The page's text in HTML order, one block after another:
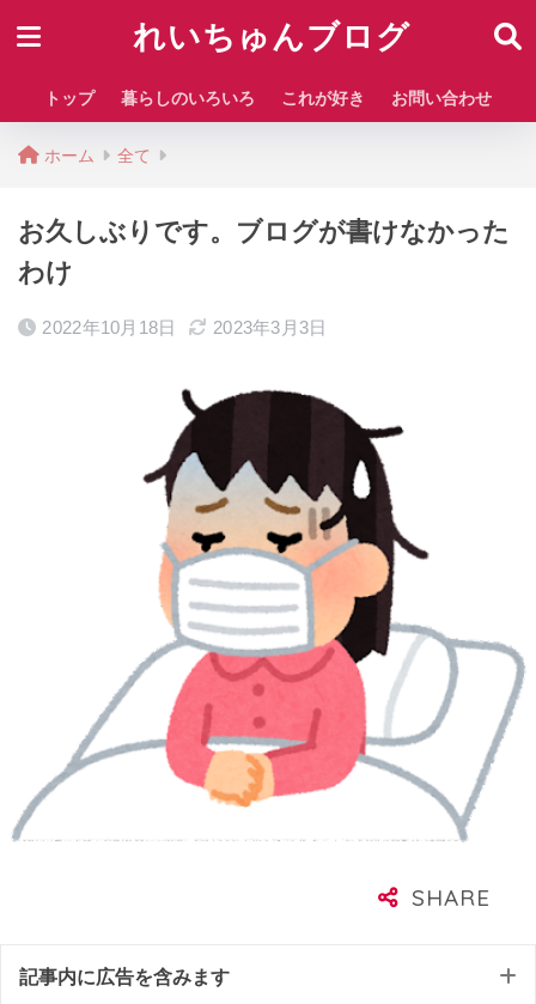
れいちゅんブログ
トップ 暮らしのいろいろ これが好き お問い合わせ
ホーム 全て
お久しぶりです。ブログが書けなかった
わけ
2022年10月18日 2023年3月3日
記事内に広告を含みます